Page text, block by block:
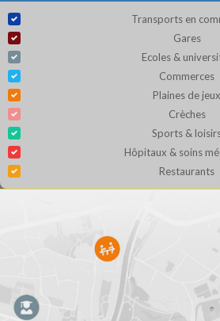
Transports en
Gares
Ecoles &
Commerces
Plaines de jeux
Crèches
Sports &
Hôpitaux & soins
Restaurants